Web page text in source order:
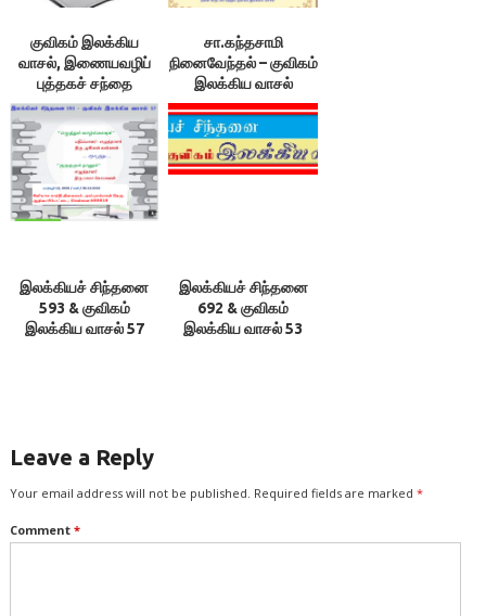
குவிகம் இலக்கிய
வாசல், இணையவழிப்
புத்தகச் சந்தை
சா.கந்தசாமி
நினைவேந்தல் – குவிகம்
இலக்கிய வாசல்
இலக்கியச் சிந்தனை
593 & குவிகம்
இலக்கிய வாசல் 57
இலக்கியச் சிந்தனை
692 & குவிகம்
இலக்கிய வாசல் 53
Leave a Reply
Your email address will not be published. Required fields are marked *
Comment *